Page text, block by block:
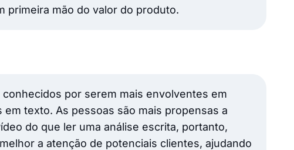
primeira mão do valor do produto.
por serem mais envolventes em
texto. As pessoas são mais propensas a
do que ler uma análise escrita, portanto,
a atenção de potenciais clientes, ajudando